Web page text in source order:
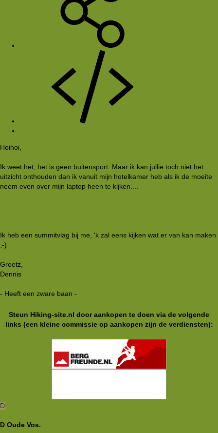
Hoihoi,
Ik weet het, het is geen buitensport. Maar ik kan jullie toch niet het
uitzicht onthouden dan ik vanuit mijn hotelkamer heb als ik de moeite
neem even over mijn laptop heen te kijken....
Ik heb een summitvlag bij me, 'k zal eens kijken wat er van kan maken
;-)
Groetz,
Dennis
- Heeft een zware baan -
Steun Hiking-site.nl door aankopen te doen via de volgende
links (een kleine commissie op aankopen zijn de verdiensten):
D
D Oude Vos.